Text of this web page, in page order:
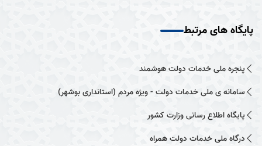
پایگاه های مرتبط
پنجره ملی خدمات دولت هوشمند
سامانه ی ملی خدمات دولت - ویژه مردم (استانداری بوشهر)
پایگاه اطلاع رسانی وزارت کشور
درگاه ملی خدمات دولت همراه